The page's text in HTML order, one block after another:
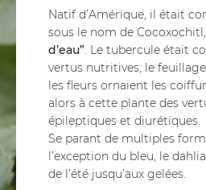
Natif d’Amérique, il était
sous le nom de
d’eau”. Le tubercule était
vertus nutritives, le
les fleurs ornaient les
alors à cette plante des
épileptiques et diurétiques.
Se parant de multiples
l’exception du bleu, le
de l’été jusqu’aux gelées.